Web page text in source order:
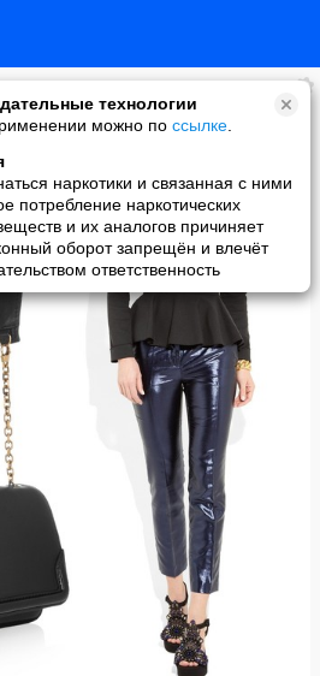
технологии
можно по ссылке
наркотики и связанная с ними
потребление наркотических
и их аналогов причиняет
оборот запрещён и влечёт
ответственность